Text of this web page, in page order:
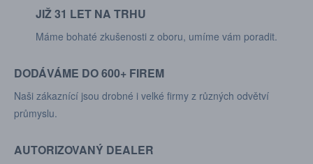
JIŽ 31 LET NA TRHU
Máme bohaté zkušenosti z oboru, umíme vám poradit.
DODÁVÁME DO 600+ FIREM
Naši zákaznící jsou drobné i velké firmy z různých odvětví
průmyslu.
AUTORIZOVANÝ DEALER